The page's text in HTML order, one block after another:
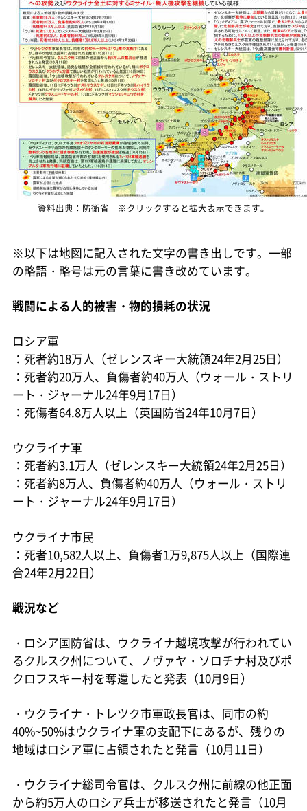
資料出典：防衛省 ※クリックすると拡大表示できます。
※以下は地図に記入された文字の書き出しです。一部
の略語・略号は元の言葉に書き改めています。
戦闘による人的被害・物的損耗の状況
ロシア軍
：死者約18万人（ゼレンスキー大統領24年2月25日）
：死者約20万人、負傷者約40万人（ウォール・ストリ
ート・ジャーナル24年9月17日）
：死傷者64.8万人以上（英国防省24年10月7日）
ウクライナ軍
：死者約3.1万人（ゼレンスキー大統領24年2月25日）
：死者約8万人、負傷者約40万人（ウォール・ストリ
ート・ジャーナル24年9月17日）
ウクライナ市民
：死者10,582人以上、負傷者1万9,875人以上（国際連
合24年2月22日）
戦況など
・ロシア国防省は、ウクライナ越境攻撃が行われてい
るクルスク州について、ノヴァヤ・ソロチナ村及びポ
クロフスキー村を奪還したと発表（10月9日）
・ウクライナ・トレツク市軍政長官は、同市の約
40%~50%はウクライナ軍の支配下にあるが、残りの
地域はロシア軍に占領されたと発言（10月11日）
・ウクライナ総司令官は、クルスク州に前線の他正面
から約5万人のロシア兵士が移送されたと発言（10月